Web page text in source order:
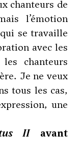
chanteurs de
l’émotion
se travaille
avec les
chanteurs
Je ne veux
tous les cas,
une
IIavant